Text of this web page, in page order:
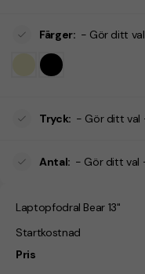
Färger: - Gör ditt
Tryck: - Gör ditt val
Antal: - Gör ditt val
Laptopfodral Bear 13"
Startkostnad
Pris